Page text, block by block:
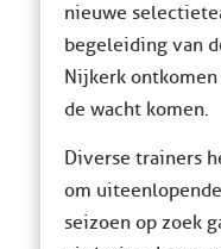
nieuwe
begeleiding van
Nijkerk
de wacht komen.
Diverse trainers
om
seizoen op zoek